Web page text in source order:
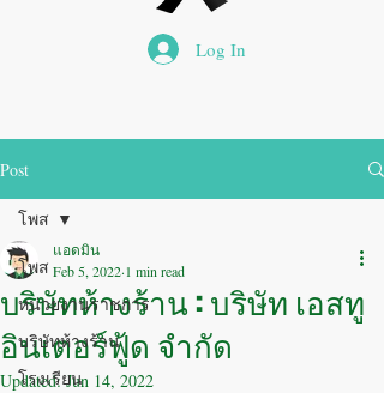
Log In
Post
โพส
หน่วยงานราชการ
บริษัทห้างร้าน
โรงเรียน
โพส
บริษัทห้างร้าน : บริษัท เอสทู
อินเตอร์ฟู้ด จำกัด
แอดมิน
Feb 5, 2022 1 min read
Updated:Jun 14, 2022